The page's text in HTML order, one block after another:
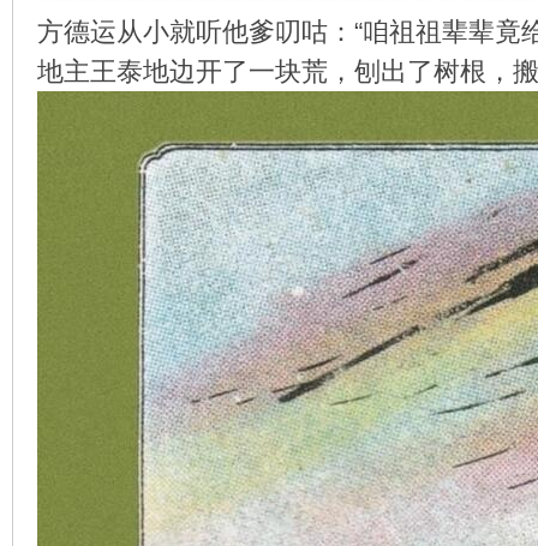
方德运从小就听他爹叨咕：“咱祖祖辈辈
地主王泰地边开了一块荒，刨出了树根，